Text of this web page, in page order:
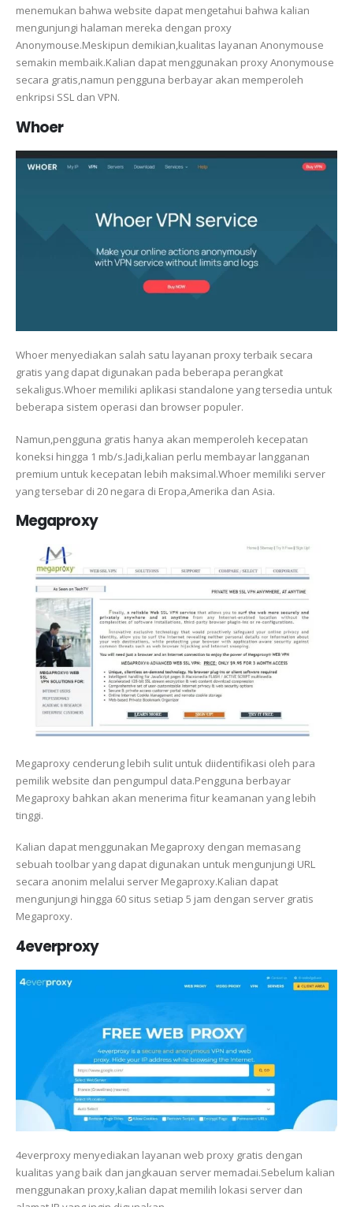
menemukan bahwa website dapat mengetahui bahwa kalian
mengunjungi halaman mereka dengan proxy
Anonymouse.Meskipun demikian,kualitas layanan Anonymouse
semakin membaik.Kalian dapat menggunakan proxy Anonymouse
secara gratis,namun pengguna berbayar akan memperoleh
enkripsi SSL dan VPN.
Whoer
Whoer menyediakan salah satu layanan proxy terbaik secara
gratis yang dapat digunakan pada beberapa perangkat
sekaligus.Whoer memiliki aplikasi standalone yang tersedia untuk
beberapa sistem operasi dan browser populer.
Namun,pengguna gratis hanya akan memperoleh kecepatan
koneksi hingga 1 mb/s.Jadi,kalian perlu membayar langganan
premium untuk kecepatan lebih maksimal.Whoer memiliki server
yang tersebar di 20 negara di Eropa,Amerika dan Asia.
Megaproxy
Megaproxy cenderung lebih sulit untuk diidentifikasi oleh para
pemilik website dan pengumpul data.Pengguna berbayar
Megaproxy bahkan akan menerima fitur keamanan yang lebih
tinggi.
Kalian dapat menggunakan Megaproxy dengan memasang
sebuah toolbar yang dapat digunakan untuk mengunjungi URL
secara anonim melalui server Megaproxy.Kalian dapat
mengunjungi hingga 60 situs setiap 5 jam dengan server gratis
Megaproxy.
4everproxy
4everproxy menyediakan layanan web proxy gratis dengan
kualitas yang baik dan jangkauan server memadai.Sebelum kalian
menggunakan proxy,kalian dapat memilih lokasi server dan